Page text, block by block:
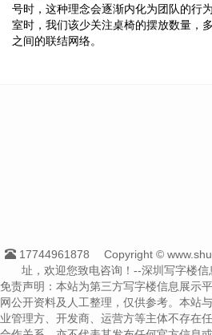
号时，这种理念会逐渐内化为团队的行
室时，我们该少关注桌椅的摆放数量，
之间的联结网络。
17744961878
Copyright ©
址，欢迎您致电咨询！--深圳写字楼
免责声明：本站为第三方写字楼信息展示
网公开资料及人工整理，仅供参考。本站
业管理方、开发商、运营方等主体不存在